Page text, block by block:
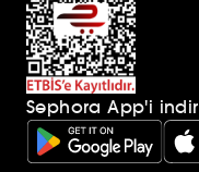
Sephora App'i indir